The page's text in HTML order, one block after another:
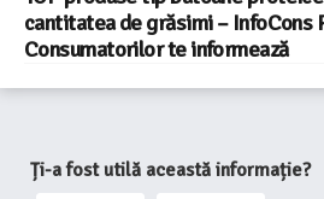
cantitatea de grăsimi – InfoCons
Consumatorilor te informează
Ți-a fost utilă această informație?